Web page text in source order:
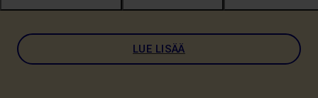
LUE LISÄÄ